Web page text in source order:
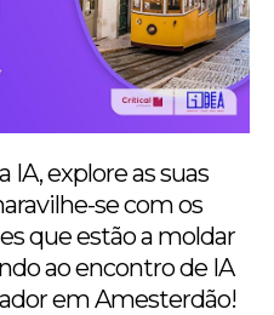
explore as suas
se com os
que estão a moldar
ao encontro de IA
em Amesterdão!